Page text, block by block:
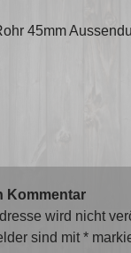
45mm
Kommentar
wird nicht
sind mit*